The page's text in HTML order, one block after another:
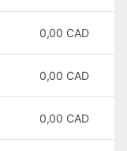
0,00 CAD
0,00 CAD
0,00 CAD